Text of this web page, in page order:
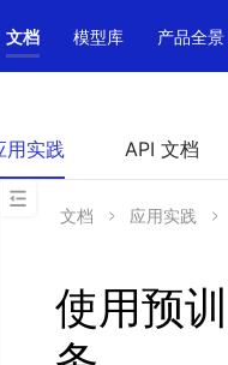
文档 模型库 产品全景
用实践 API 文档
文档 应用实践
使用预